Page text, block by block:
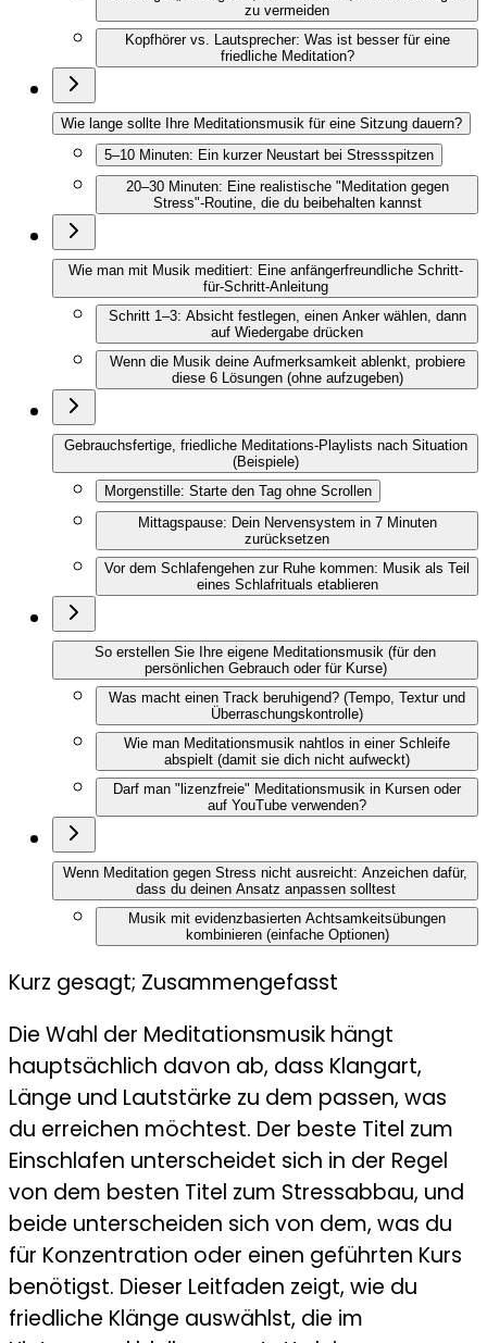
zu vermeiden
Kopfhörer vs. Lautsprecher: Was ist besser für eine
friedliche Meditation?
Wie lange sollte Ihre Meditationsmusik für eine Sitzung dauern?
5–10 Minuten: Ein kurzer Neustart bei Stressspitzen
20–30 Minuten: Eine realistische "Meditation gegen
Stress"-Routine, die du beibehalten kannst
Wie man mit Musik meditiert: Eine anfängerfreundliche Schritt-
für-Schritt-Anleitung
Schritt 1–3: Absicht festlegen, einen Anker wählen, dann
auf Wiedergabe drücken
Wenn die Musik deine Aufmerksamkeit ablenkt, probiere
diese 6 Lösungen (ohne aufzugeben)
Gebrauchsfertige, friedliche Meditations-Playlists nach Situation
(Beispiele)
Morgenstille: Starte den Tag ohne Scrollen
Mittagspause: Dein Nervensystem in 7 Minuten
zurücksetzen
Vor dem Schlafengehen zur Ruhe kommen: Musik als Teil
eines Schlafrituals etablieren
So erstellen Sie Ihre eigene Meditationsmusik (für den
persönlichen Gebrauch oder für Kurse)
Was macht einen Track beruhigend? (Tempo, Textur und
Überraschungskontrolle)
Wie man Meditationsmusik nahtlos in einer Schleife
abspielt (damit sie dich nicht aufweckt)
Darf man "lizenzfreie" Meditationsmusik in Kursen oder
auf YouTube verwenden?
Wenn Meditation gegen Stress nicht ausreicht: Anzeichen dafür,
dass du deinen Ansatz anpassen solltest
Musik mit evidenzbasierten Achtsamkeitsübungen
kombinieren (einfache Optionen)
Kurz gesagt; Zusammengefasst
Die Wahl der Meditationsmusik hängt
hauptsächlich davon ab, dass Klangart,
Länge und Lautstärke zu dem passen, was
du erreichen möchtest. Der beste Titel zum
Einschlafen unterscheidet sich in der Regel
von dem besten Titel zum Stressabbau, und
beide unterscheiden sich von dem, was du
für Konzentration oder einen geführten Kurs
benötigst. Dieser Leitfaden zeigt, wie du
friedliche Klänge auswählst, die im